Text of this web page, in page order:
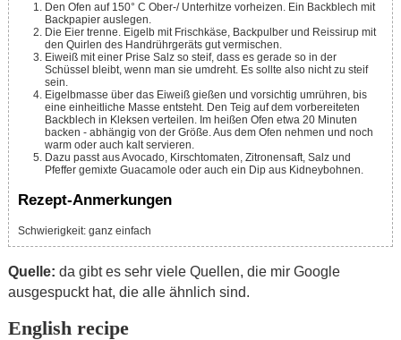
Den Ofen auf 150° C Ober-/ Unterhitze vorheizen. Ein Backblech mit
Backpapier auslegen.
Die Eier trenne. Eigelb mit Frischkäse, Backpulber und Reissirup mit
den Quirlen des Handrührgeräts gut vermischen.
Eiweiß mit einer Prise Salz so steif, dass es gerade so in der
Schüssel bleibt, wenn man sie umdreht. Es sollte also nicht zu steif
sein.
Eigelbmasse über das Eiweiß gießen und vorsichtig umrühren, bis
eine einheitliche Masse entsteht. Den Teig auf dem vorbereiteten
Backblech in Kleksen verteilen. Im heißen Ofen etwa 20 Minuten
backen - abhängig von der Größe. Aus dem Ofen nehmen und noch
warm oder auch kalt servieren.
Dazu passt aus Avocado, Kirschtomaten, Zitronensaft, Salz und
Pfeffer gemixte Guacamole oder auch ein Dip aus Kidneybohnen.
Rezept-Anmerkungen
Schwierigkeit: ganz einfach
Quelle: da gibt es sehr viele Quellen, die mir Google
ausgespuckt hat, die alle ähnlich sind.
English recipe